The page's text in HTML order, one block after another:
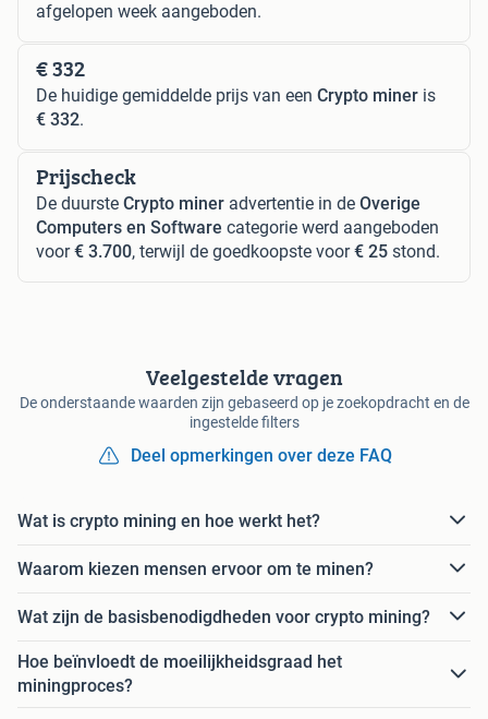
afgelopen week aangeboden.
€ 332
De huidige gemiddelde prijs van een Crypto miner is
€ 332.
Prijscheck
De duurste Crypto miner advertentie in de Overige
Computers en Software categorie werd aangeboden
voor€ 3.700, terwijl de goedkoopste voor€ 25 stond.
Veelgestelde vragen
De onderstaande waarden zijn gebaseerd op je zoekopdracht en de
ingestelde filters
Deel opmerkingen over deze FAQ
Wat is crypto mining en hoe werkt het?
Waarom kiezen mensen ervoor om te minen?
Wat zijn de basisbenodigdheden voor crypto mining?
Hoe beïnvloedt de moeilijkheidsgraad het
miningproces?